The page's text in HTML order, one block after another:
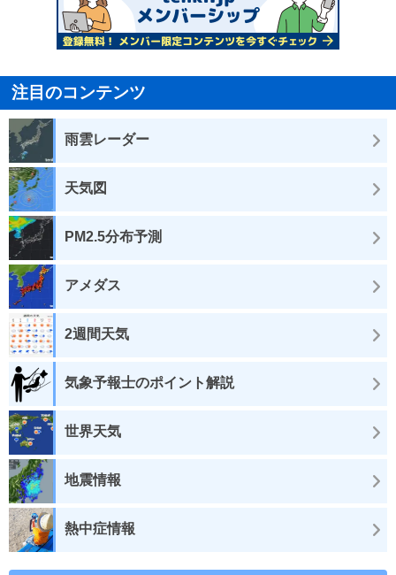
注目のコンテンツ
雨雲レーダー
天気図
PM2.5分布予測
アメダス
2週間天気
気象予報士のポイント解説
世界天気
地震情報
熱中症情報